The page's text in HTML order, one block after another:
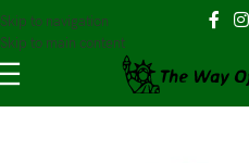
Skip to navigation
Skip to main content